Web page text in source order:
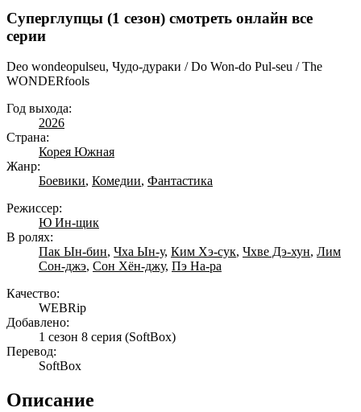
Суперглупцы (1 сезон) смотреть онлайн все
серии
Deo wondeopulseu, Чудо-дураки / Do Won-do Pul-seu / The
WONDERfools
Год выхода:
2026
Страна:
Корея Южная
Жанр:
Боевики, Комедии, Фантастика
Режиссер:
Ю Ин-щик
В ролях:
Пак Ын-бин, Чха Ын-у, Ким Хэ-сук, Чхве Дэ-хун, Лим
Сон-джэ, Сон Хён-джу, Пэ На-ра
Качество:
WEBRip
Добавлено:
1 сезон 8 серия (SoftBox)
Перевод:
SoftBox
Описание